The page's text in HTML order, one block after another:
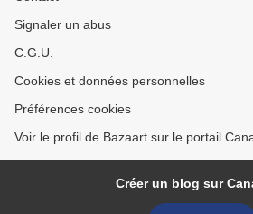
Signaler un abus
C.G.U.
Cookies et données personnelles
Préférences cookies
Voir le profil de Bazaart sur le portail
Créer un blog sur